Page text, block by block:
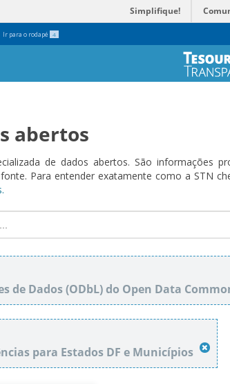
Ir para o rodapé 4
Simplifique!
Ferramentas
Pessoais
abertos
de dados abertos. São informações
Para entender exatamente como a STN
de Dados (ODbL) do Open Data
para Estados DF e Municípios